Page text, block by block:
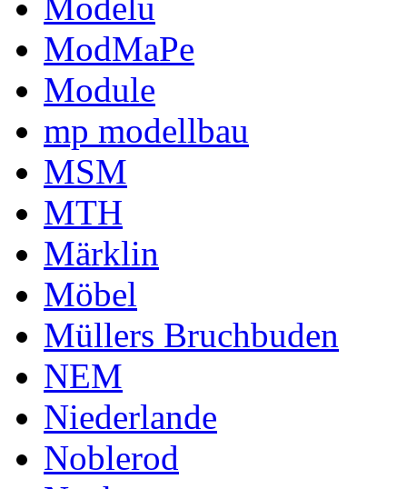
Modelu
ModMaPe
Module
mp modellbau
MSM
MTH
Märklin
Möbel
Müllers Bruchbuden
NEM
Niederlande
Noblerod